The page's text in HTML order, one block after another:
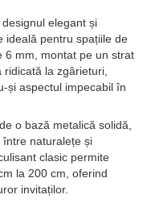
elegant și
ideală pentru spațiile de
6 mm, montat pe un strat
la zgârieturi,
și aspectul impecabil în
o bază metalică solidă,
naturalețe și
clasic permite
la 200 cm, oferind
invitaților.